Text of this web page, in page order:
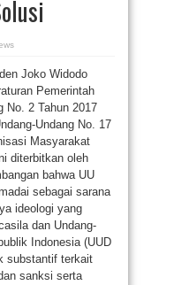
Joko Widodo
Pemerintah
No. 2 Tahun 2017
Undang No. 17
Masyarakat
diterbitkan oleh
bahwa UU
sebagai sarana
ideologi yang
dan Undang-
Indonesia (UUD
substantif terkait
sanksi serta